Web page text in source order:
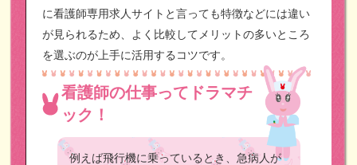
に看護師専用求人サイトと言っても特徴などには違い
が見られるため、よく比較してメリットの多いところ
を選ぶのが上手に活用するコツです。
看護師の仕事ってドラマチ
ック！
例えば飛行機に乗っているとき、急病人が